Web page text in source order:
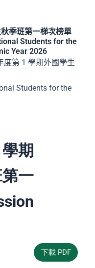
季班第一梯次榜單
Students for the
Year 2026
度第 1 學期外國學生
Students for the
期
一
下載 PDF